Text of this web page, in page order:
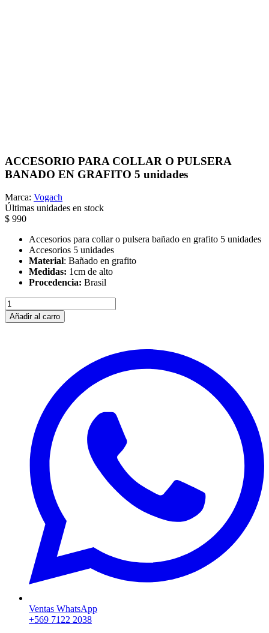
ACCESORIO PARA COLLAR O PULSERA
BANADO EN GRAFITO 5 unidades
Marca: Vogach
Últimas unidades en stock
$ 990
Accesorios para collar o pulsera bañado en grafito 5 unidades
Accesorios 5 unidades
Material: Bañado en grafito
Medidas: 1cm de alto
Procedencia: Brasil
Añadir al carro
Ventas WhatsApp
+569 7122 2038